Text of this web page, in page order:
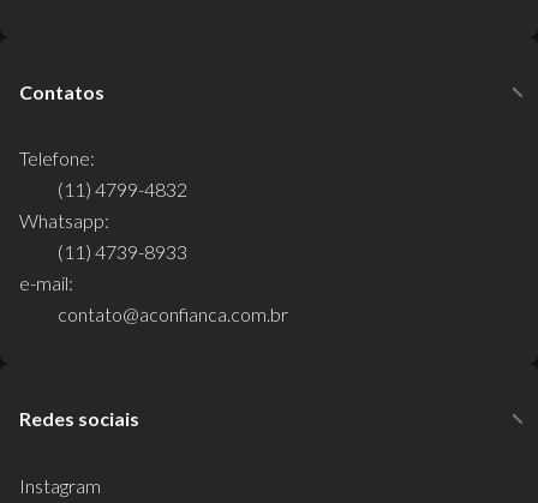
Contatos
Telefone:
(11) 4799-4832
Whatsapp:
(11) 4739-8933
e-mail:
contato@aconfianca.com.br
Redes sociais
Instagram